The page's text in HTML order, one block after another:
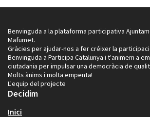
Benvinguda a la plataforma participativa
Mafumet.
Gràcies per ajudar-nos a fer créixer la
Benvinguda a Participa Catalunya i t'animem a
ciutadania per impulsar una democràcia de
Molts ànims i molta empenta!
L'equip del projecte
Decidim
Inici